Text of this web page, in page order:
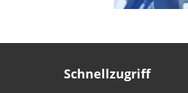
Schnellzugriff